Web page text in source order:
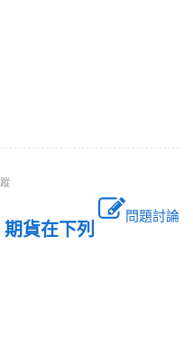
問題討論
貨在下列